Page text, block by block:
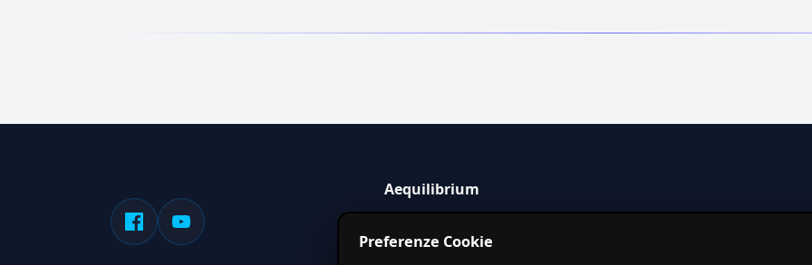
Aequilibrium
servizi in Italia.
Preferenze Cookie